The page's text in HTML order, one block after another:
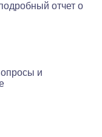
отчет о
и